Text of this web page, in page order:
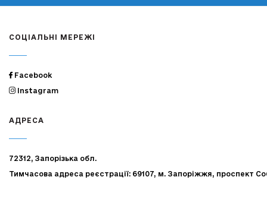
СОЦІАЛЬНІ МЕРЕЖІ
Facebook
Instagram
АДРЕСА
72312, Запорізька обл.
Тимчасова адреса реєстрації: 69107, м. Запоріжжя, проспект